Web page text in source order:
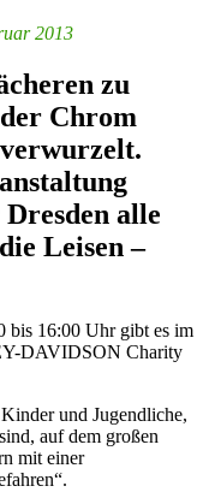
2013
zu
Chrom
alle
Leisen –
bis 16:00 Uhr gibt es im
DAVIDSON Charity
und Jugendliche,
auf dem großen
mit einer